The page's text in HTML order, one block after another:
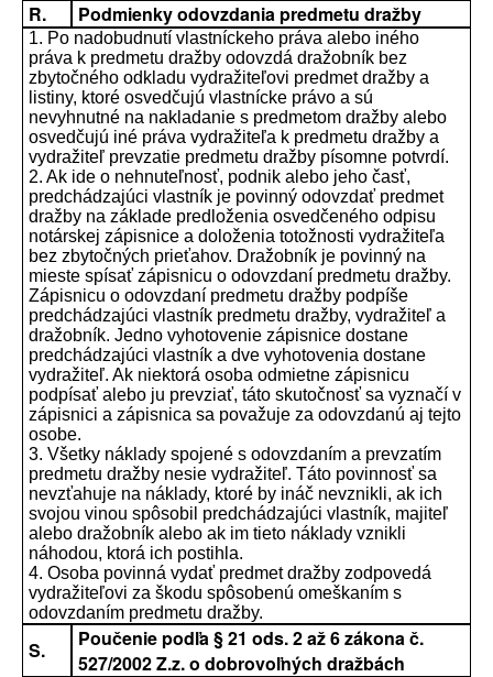
R. Podmienky odovzdania predmetu dražby
1. Po nadobudnutí vlastníckeho práva alebo iného
práva k predmetu dražby odovzdá dražobník bez
zbytočného odkladu vydražiteľovi predmet dražby a
listiny, ktoré osvedčujú vlastnícke právo a sú
nevyhnutné na nakladanie s predmetom dražby alebo
osvedčujú iné práva vydražiteľa k predmetu dražby a
vydražiteľ prevzatie predmetu dražby písomne potvrdí.
2. Ak ide o nehnuteľnosť, podnik alebo jeho časť,
predchádzajúci vlastník je povinný odovzdať predmet
dražby na základe predloženia osvedčeného odpisu
notárskej zápisnice a doloženia totožnosti vydražiteľa
bez zbytočných prieťahov. Dražobník je povinný na
mieste spísať zápisnicu o odovzdaní predmetu dražby.
Zápisnicu o odovzdaní predmetu dražby podpíše
predchádzajúci vlastník predmetu dražby, vydražiteľ a
dražobník. Jedno vyhotovenie zápisnice dostane
predchádzajúci vlastník a dve vyhotovenia dostane
vydražiteľ. Ak niektorá osoba odmietne zápisnicu
podpísať alebo ju prevziať, táto skutočnosť sa vyznačí v
zápisnici a zápisnica sa považuje za odovzdanú aj tejto
osobe.
3. Všetky náklady spojené s odovzdaním a prevzatím
predmetu dražby nesie vydražiteľ. Táto povinnosť sa
nevzťahuje na náklady, ktoré by ináč nevznikli, ak ich
svojou vinou spôsobil predchádzajúci vlastník, majiteľ
alebo dražobník alebo ak im tieto náklady vznikli
náhodou, ktorá ich postihla.
4. Osoba povinná vydať predmet dražby zodpovedá
vydražiteľovi za škodu spôsobenú omeškaním s
odovzdaním predmetu dražby.
S.
Poučenie podľa § 21 ods. 2 až 6 zákona č.
527/2002 Z.z. o dobrovoľných dražbách